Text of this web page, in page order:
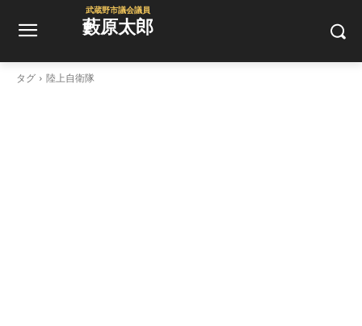
武蔵野市議会議員
藪原太郎
タグ 陸上自衛隊